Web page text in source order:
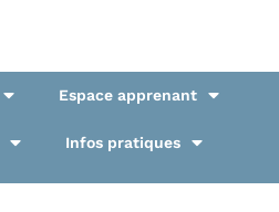
Espace apprenant
Infos pratiques